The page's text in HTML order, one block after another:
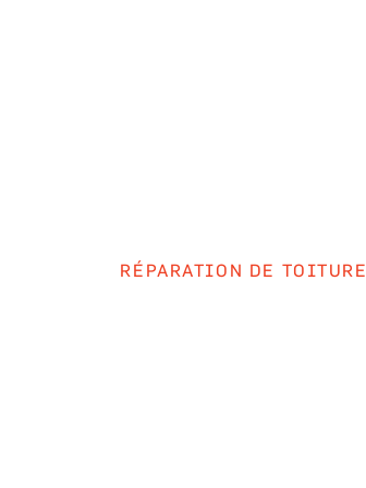
RÉPARATION DE TOITURE